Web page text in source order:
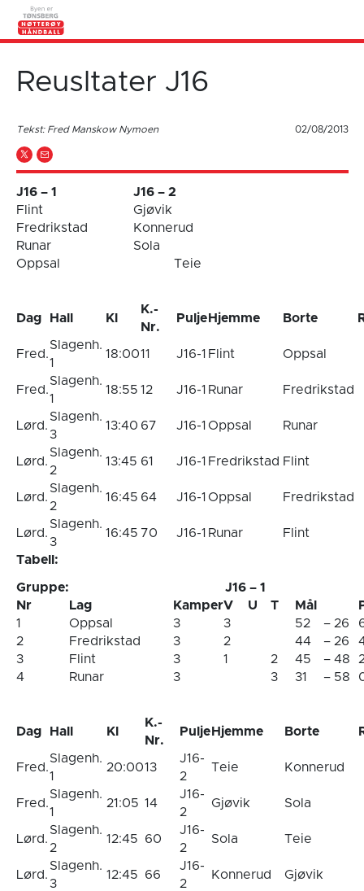
Reusltater J16
Tekst: Fred Manskow Nymoen 02/08/2013
J16 – 1
J16 – 2
Flint
Gjøvik
Fredrikstad
Konnerud
Runar
Sola
Oppsal
Teie
Dag Hall Kl
K.-
Nr.
PuljeHjemme Borte
Fred.
Slagenh.
1
18:0011 J16-1 Flint Oppsal
Fred.
Slagenh.
1
18:55 12 J16-1 Runar Fredrikstad
Lørd.
Slagenh.
3
13:40 67 J16-1Oppsal Runar
Lørd.
Slagenh.
2
13:45 61 J16-1 Fredrikstad Flint
Lørd.
Slagenh.
2
16:45 64 J16-1Oppsal Fredrikstad
Lørd.
Slagenh.
3
16:45 70 J16-1 Runar Flint
Tabell:
Gruppe:
J16 – 1
Nr
Lag KamperV U T Mål
1
Oppsal 3 3 52 – 26
2
Fredrikstad 3 2 44 – 26
3
Flint 3 1 2 45 – 48
4
Runar 3 3 31 – 58
Dag Hall Kl
K.-
Nr.
PuljeHjemme Borte
Fred.
Slagenh.
1
20:0013
J16-
2
Teie Konnerud
Fred.
Slagenh.
1
21:05 14
J16-
2
Gjøvik Sola
Lørd.
Slagenh.
2
12:45 60
J16-
2
Sola Teie
Lørd.
Slagenh.
3
12:45 66
J16-
2
Konnerud Gjøvik